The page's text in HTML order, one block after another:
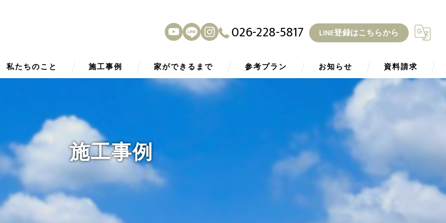
026-228-5817 LINE登録はこちらから
私たちのこと
外観デザイン
内観デザイン
施工事例 家ができるまで
アフターサービス
参考プラン お知らせ
ブログ
資料請求
施工事例